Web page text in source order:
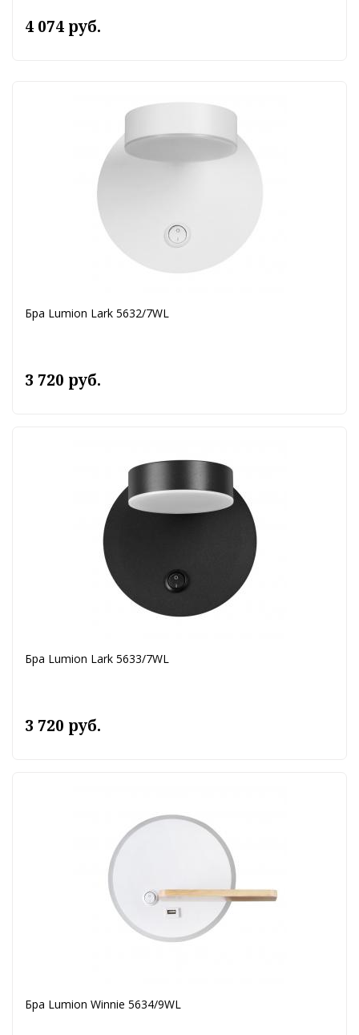
4 074 руб.
Бра Lumion Lark 5632/7WL
3 720 руб.
Бра Lumion Lark 5633/7WL
3 720 руб.
Бра Lumion Winnie 5634/9WL